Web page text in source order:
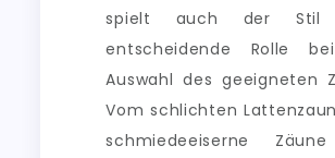
spielt auch der Stil
entscheidende Rolle
Auswahl des geeigneten
Vom schlichten
schmiedeeiserne